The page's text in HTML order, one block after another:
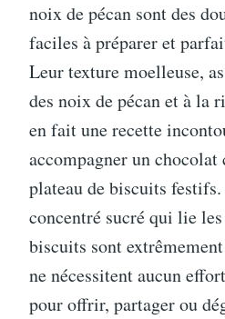
noix de pécan sont des
faciles à préparer et
Leur texture moelleuse,
des noix de pécan et à la
en fait une recette
accompagner un
plateau de biscuits
concentré sucré qui lie
biscuits sont
ne nécessitent aucun
pour offrir, partager ou